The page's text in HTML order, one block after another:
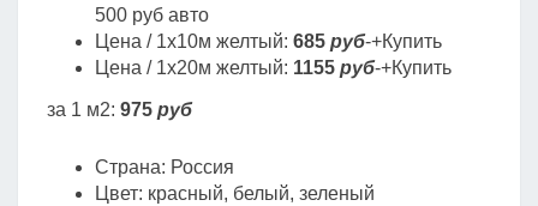
500 руб авто
Цена / 1х10м желтый: 685 руб-+Купить
Цена / 1х20м желтый: 1155 руб-+Купить
за 1 м2: 975 руб
Страна: Россия
Цвет: красный, белый, зеленый